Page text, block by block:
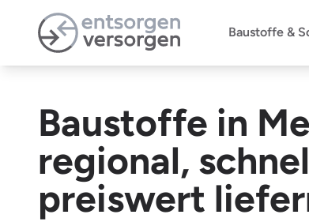
Baustoffe &
Baustoffe in
regional,
preiswert